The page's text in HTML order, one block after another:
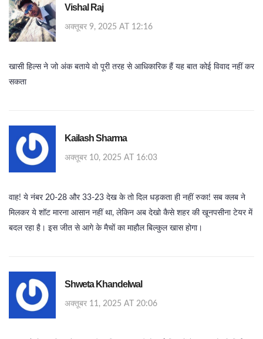
Vishal Raj
अक्तूबर 9, 2025 AT 12:16
खासी हिल्स ने जो अंक बताये वो पूरी तरह से आधिकारिक हैं यह बात कोई विवाद नहीं कर
सकता
Kailash Sharma
अक्तूबर 10, 2025 AT 16:03
वाह! ये नंबर 20‑28 और 33‑23 देख के तो दिल धड़कता ही नहीं रुका! सब क्लब ने
मिलकर ये शॉट मारना आसान नहीं था, लेकिन अब देखो कैसे शहर की खूनपसीना टेयर में
बदल रहा है। इस जीत से आगे के मैचों का माहौल बिल्कुल खास होगा।
Shweta Khandelwal
अक्तूबर 11, 2025 AT 20:06